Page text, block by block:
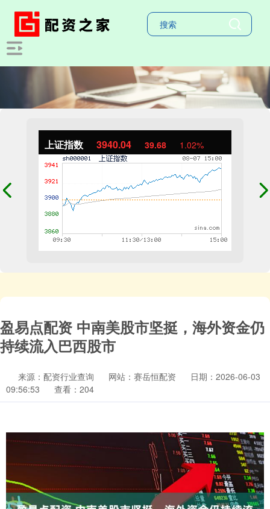
上证指数 3940.04 39.68 1.02%
盈易点配资 中南美股市坚挺，海外资金仍
持续流入巴西股市
来源：配资行业查询 网站：赛岳恒配资
日期：2026-06-03
09:56:53
查看：204